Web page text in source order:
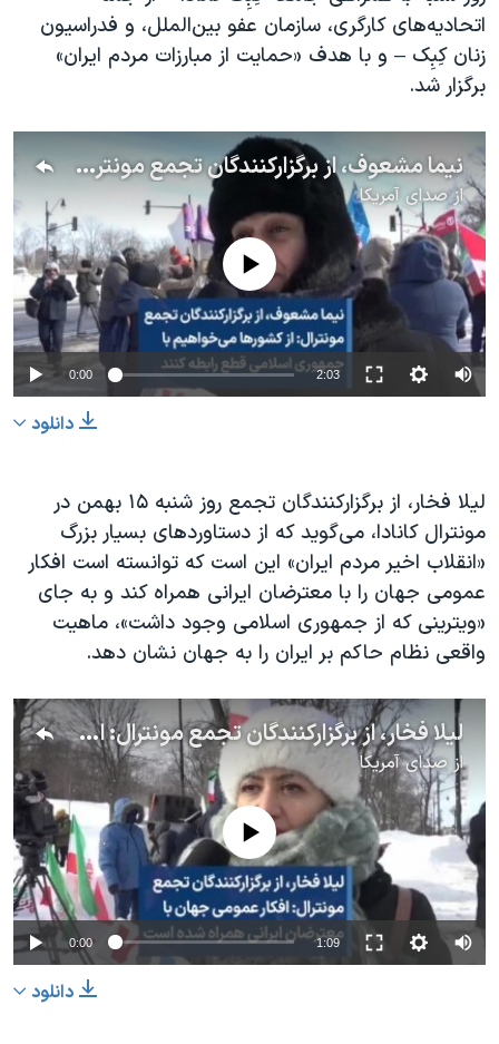
اتحادیه‌های کارگری، سازمان عفو بین‌الملل، و فدراسیون
زنان کِبِک – و با هدف «حمایت از مبارزات مردم ایران»
برگزار شد.
نیما مشعوف، از برگزارکنندگان تجمع مونترال: از کشورها می‌خواهیم با جمهوری اسلامی قطع رابطه کنند
ازصدای آمریکا
No media source currently available
0:00 2:03
دانلود
لیلا فخار، از برگزارکنندگان تجمع روز شنبه ۱۵ بهمن در
مونترال کانادا، می‌گوید که از دستاوردهای بسیار بزرگ
«انقلاب اخیر مردم ایران» این است که توانسته است افکار
عمومی جهان را با معترضان ایرانی همراه کند و به جای
«ویترینی که از جمهوری اسلامی وجود داشت»، ماهیت
واقعی نظام حاکم بر ایران را به جهان نشان دهد.
لیلا فخار، از برگزارکنندگان تجمع مونترال: افکار عمومی جهان با معترضان ایرانی همراه شده است
از صدای آمریکا
No media source currently available
0:00 1:09
دانلود